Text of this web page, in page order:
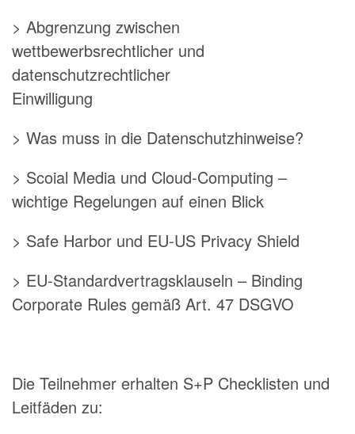
> Abgrenzung zwischen
wettbewerbsrechtlicher und
datenschutzrechtlicher
Einwilligung
> Was muss in die Datenschutzhinweise?
> Scoial Media und Cloud-Computing –
wichtige Regelungen auf einen Blick
> Safe Harbor und EU-US Privacy Shield
> EU-Standardvertragsklauseln – Binding
Corporate Rules gemäß Art. 47 DSGVO
Die Teilnehmer erhalten S+P Checklisten und
Leitfäden zu: